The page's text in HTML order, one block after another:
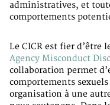
administratives, et
comportements
Le CICR est fier d’être
Agency Misconduct
collaboration permet
comportements
organisation à une